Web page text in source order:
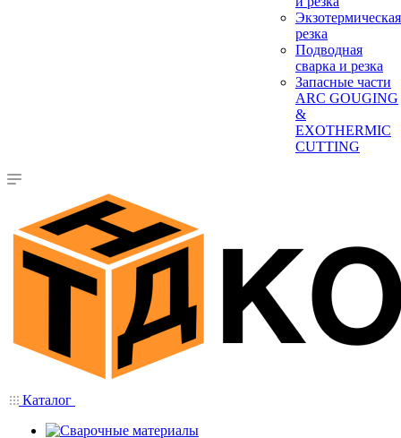
Экзотермическая
резка
Подводная
сварка и резка
Запасные части
ARC GOUGING
&
EXOTHERMIC
CUTTING
Каталог